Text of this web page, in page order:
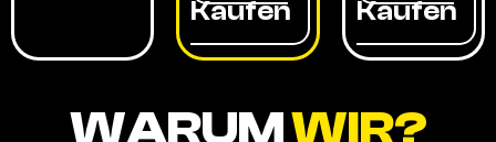
Kaufen
Kaufen
WARUMWIR?